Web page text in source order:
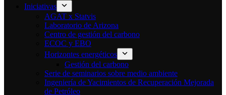
Iniciativas
AGAT x Statvis
Laboratorio de Arizona
Centro de gestión del carbono
ECOC y EBO
Horizontes energéticos
Gestión del carbono
Serie de seminarios sobre medio ambiente
Ingeniería de Yacimientos de Recuperación Mejorada
de Petróleo